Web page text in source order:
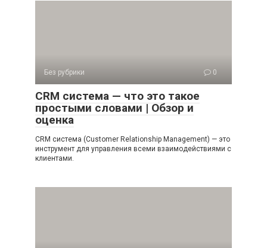
Без рубрики 0
CRM система — что это такое
простыми словами | Обзор и
оценка
CRM система (Customer Relationship Management) — это
инструмент для управления всеми взаимодействиями с
клиентами.